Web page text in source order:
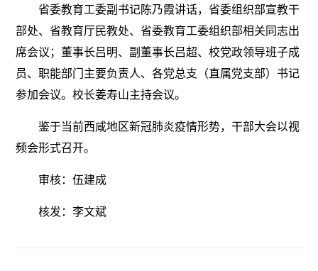
省委教育工委副书记陈乃霞讲话，省委组织部宣教干
部处、省教育厅民教处、省委教育工委组织部相关同志出
席会议；董事长吕明、副董事长吕超、校党政领导班子成
员、职能部门主要负责人、各党总支（直属党支部）书记
参加会议。校长姜寿山主持会议。
鉴于当前西咸地区新冠肺炎疫情形势，干部大会以视
频会形式召开。
审核：伍建成
核发：李文斌